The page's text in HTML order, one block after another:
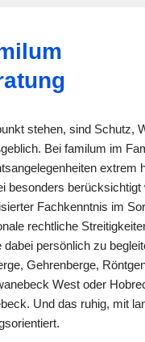
stehen, sind Schutz,
Bei familum im
extrem
besonders berücksichtigt
Fachkenntnis im
rechtliche
persönlich zu
Gehrenberge,
West oder
Und das ruhig, mit